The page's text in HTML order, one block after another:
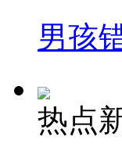
男孩
热点